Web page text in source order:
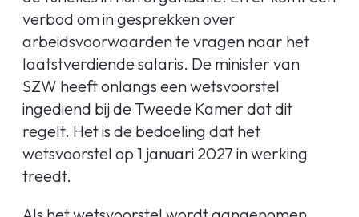
verbod om in gesprekken over
arbeidsvoorwaarden te vragen naar het
laatstverdiende salaris. De minister van
SZW heeft onlangs een wetsvoorstel
ingediend bij de Tweede Kamer dat dit
regelt. Het is de bedoeling dat het
wetsvoorstel op 1 januari 2027 in werking
treedt.